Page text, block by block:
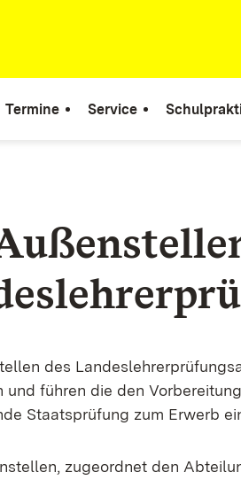
Termine Service
des
und führen die den
Staatsprüfung zum Erwerb
zugeordnet den